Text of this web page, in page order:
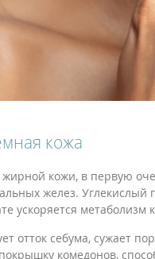
кожа
кожи, в первую
желез.
ускоряется
отток себума, сужает
комедонов,